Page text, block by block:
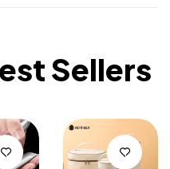
Sellers